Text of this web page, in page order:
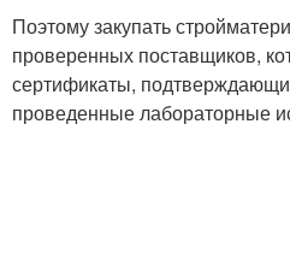
Поэтому закупать
проверенных поставщиков,
сертификаты,
проведенные лабораторные